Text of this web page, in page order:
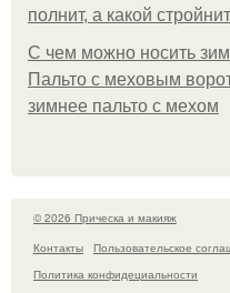
полнит, а какой стройнит
C чем можно носить
Пальто с меховым
зимнее пальто с мехом
© 2026 Прическа и макияж
Контакты
Пользовательское
Политика конфидециальности